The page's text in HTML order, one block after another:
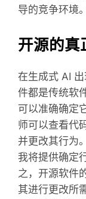
导的竞争环境
开源的真
在生成式 AI
件都是传统软
可以准确确定
师可以查看代
并更改其行为
我将提供确定
之，开源软件
其进行更改所